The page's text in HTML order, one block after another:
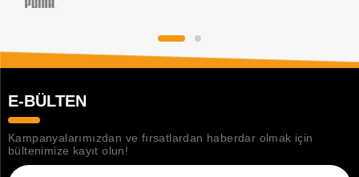
E-BÜLTEN
Kampanyalarımızdan ve fırsatlardan haberdar olmak için
bültenimize kayıt olun!